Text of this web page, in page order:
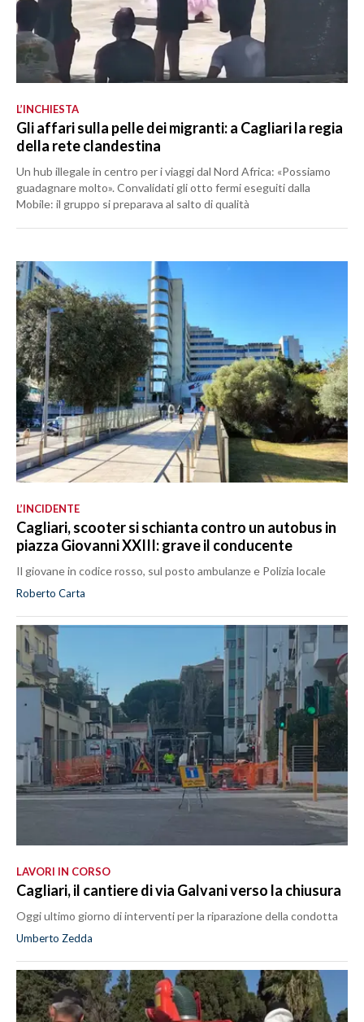
L’INCHIESTA
Gli affari sulla pelle dei migranti: a Cagliari la regia
della rete clandestina
Un hub illegale in centro per i viaggi dal Nord Africa: «Possiamo
guadagnare molto». Convalidati gli otto fermi eseguiti dalla
Mobile: il gruppo si preparava al salto di qualità
L’INCIDENTE
Cagliari, scooter si schianta contro un autobus in
piazza Giovanni XXIII: grave il conducente
Il giovane in codice rosso, sul posto ambulanze e Polizia locale
Roberto Carta
LAVORI IN CORSO
Cagliari, il cantiere di via Galvani verso la chiusura
Oggi ultimo giorno di interventi per la riparazione della condotta
Umberto Zedda